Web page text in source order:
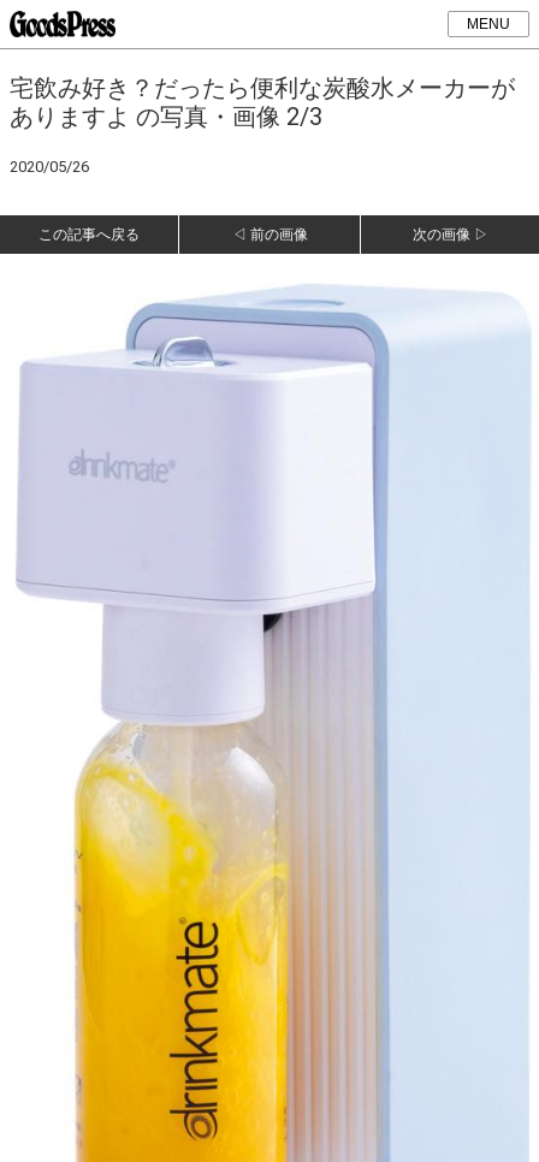
MENU
宅飲み好き？だったら便利な炭酸水メーカーが
ありますよ の写真・画像 2/3
2020/05/26
この記事へ戻る ◁ 前の画像 次の画像 ▷